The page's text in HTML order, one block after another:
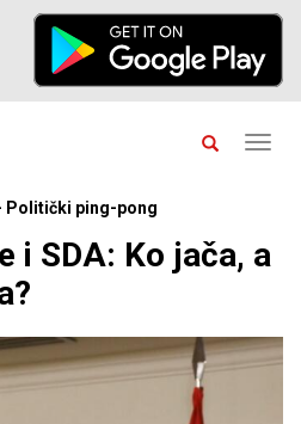
Politički ping-pong
i SDA: Ko jača, a